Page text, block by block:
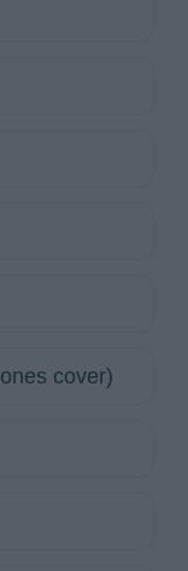
cover)